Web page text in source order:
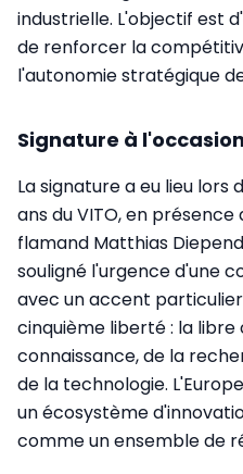
industrielle. L'objectif est
de renforcer la
l'autonomie stratégique
Signature à
La signature a eu lieu lors
ans du VITO, en
flamand Matthias
souligné l'urgence d'une
avec un accent
cinquième liberté : la
connaissance, de la
de la technologie.
un écosystème
comme un ensemble de